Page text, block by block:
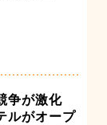
争が激化
ルがオープ